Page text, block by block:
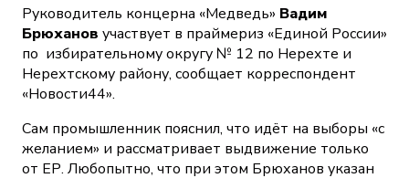
Руководитель концерна «Медведь» Вадим
Брюханов участвует в праймериз «Единой России»
по избирательному округу № 12 по Нерехте и
Нерехтскому району, сообщает корреспондент
«Новости44».
Сам промышленник пояснил, что идёт на выборы «с
желанием» и рассматривает выдвижение только
от ЕР. Любопытно, что при этом Брюханов указан